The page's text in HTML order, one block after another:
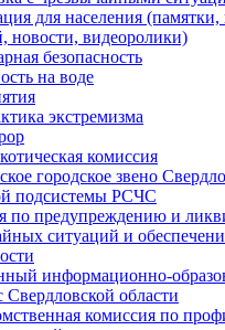
для населения (памятки,
новости, видеоролики)
безопасность
на воде
экстремизма
комиссия
городское звено
подсистемы РСЧС
по предупреждению и
ситуаций и
информационно-
Cвердловской области
комиссия по